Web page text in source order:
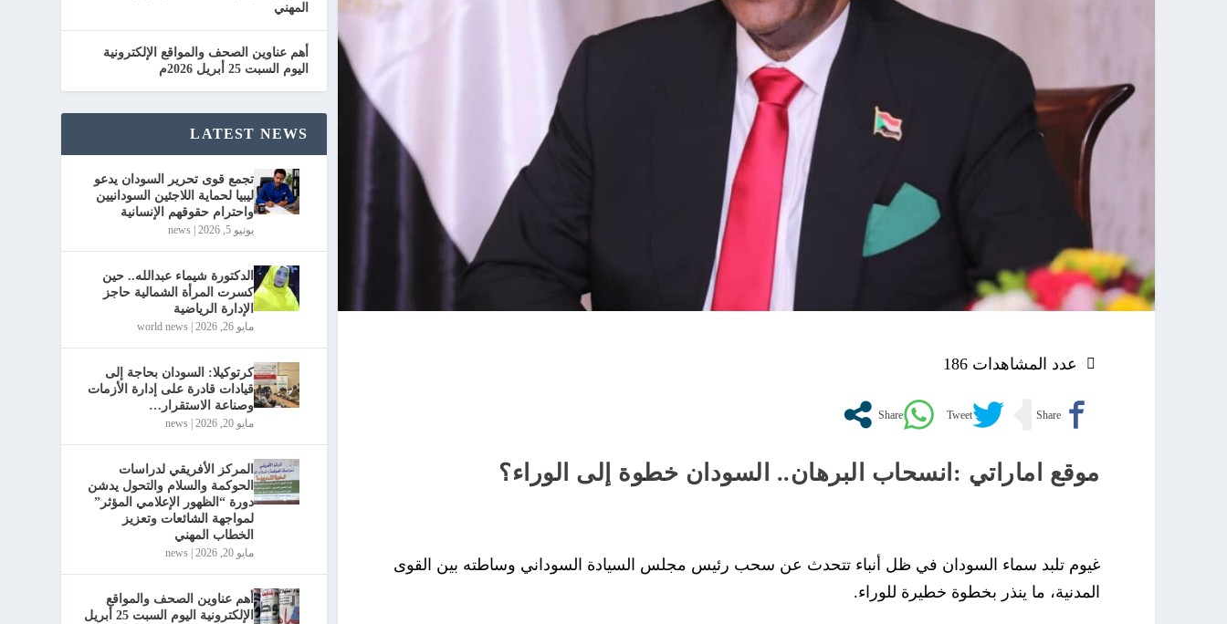
عدد المشاهدات 186
موقع اماراتي :انسحاب البرهان.. السودان خطوة إلى الوراء؟
غيوم تلبد سماء السودان في ظل أنباء تتحدث عن سحب رئيس مجلس السيادة السوداني وساطته بين القوى
المدنية، ما ينذر بخطوة خطيرة للوراء.
المهني
أهم عناوين الصحف والمواقع الإلكترونية
اليوم السبت 25 أبريل 2026م
LATEST NEWS
تجمع قوى تحرير السودان يدعو
ليبيا لحماية اللاجئين السودانيين
واحترام حقوقهم الإنسانية
يونيو 5, 2026 news
الدكتورة شيماء عبدالله.. حين
كسرت المرأة الشمالية حاجز
الإدارة الرياضية
مايو 26, 2026 world news
كرتوكيلا: السودان بحاجة إلى
قيادات قادرة على إدارة الأزمات
وصناعة الاستقرار…
مايو 20, 2026 news
المركز الأفريقي لدراسات
الحوكمة والسلام والتحول يدشن
دورة “الظهور الإعلامي المؤثر”
لمواجهة الشائعات وتعزيز
الخطاب المهني
مايو 20, 2026 news
أهم عناوين الصحف والمواقع
الإلكترونية اليوم السبت 25 أبريل